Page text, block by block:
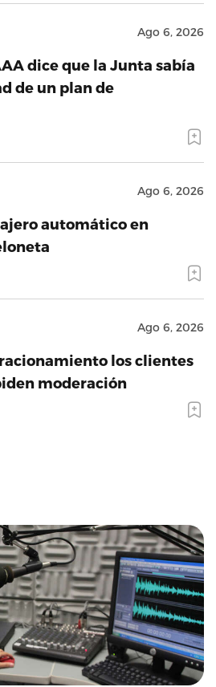
Ago 6, 2026
dice que la Junta sabía
de un plan de
Ago 6, 2026
automático en
Ago 6, 2026
los clientes
moderación